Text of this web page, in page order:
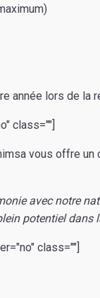
année lors de la
class=""]
vous offre
avec notre
potentiel dans
class=""]